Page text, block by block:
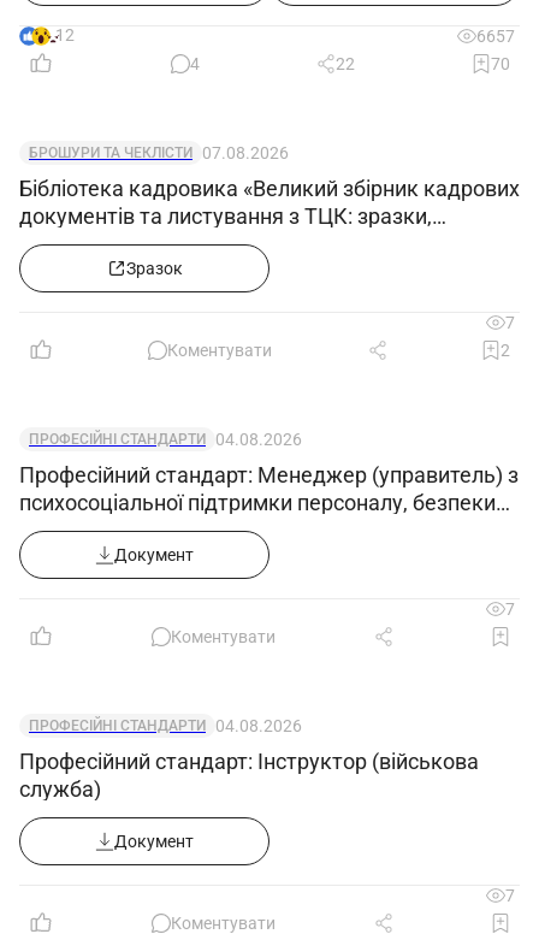
12
6657
4
22 70
БРОШУРИ ТА ЧЕКЛІСТИ 07.08.2026
Бібліотека кадровика «Великий збірник кадрових
документів та листування з ТЦК: зразки,
примірні форми та супровідні листи»
Зразок
7
Коментувати
2
ПРОФЕСІЙНІ СТАНДАРТИ 04.08.2026
Професійний стандарт: Менеджер (управитель) з
психосоціальної підтримки персоналу, безпеки
та гігієни праці
Документ
7
Коментувати
ПРОФЕСІЙНІ СТАНДАРТИ 04.08.2026
Професійний стандарт: Інструктор (військова
служба)
Документ
7
Коментувати